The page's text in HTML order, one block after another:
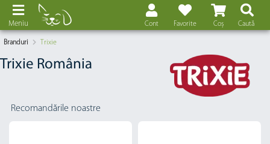
Coș
Favorite
Cont Caută
Meniu
Branduri Trixie
Trixie România
Recomandările noastre